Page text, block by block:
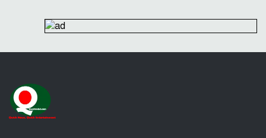
কুড়িগ্রামে শহিদমিনার শাপলা চত্বর ভেঙে সংকুচিত করায়
সবার সম্মিলিত প্রচেষ্টায় সুন্দর বাংলাদেশ গড়তে চাই:
মক্কা প্রতিরক্ষা চুক্তি: মধ্যপ্রাচ্যে কি মার্কিন আধিপত্যের বিদায়
ঘণ্টা বাজল?